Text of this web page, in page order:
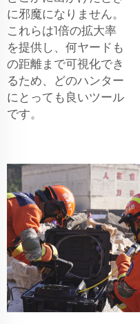
に邪魔になりません。
これらは1倍の拡大率
を提供し、何ヤードも
の距離まで可視化でき
るため、どのハンター
にとっても良いツール
です。